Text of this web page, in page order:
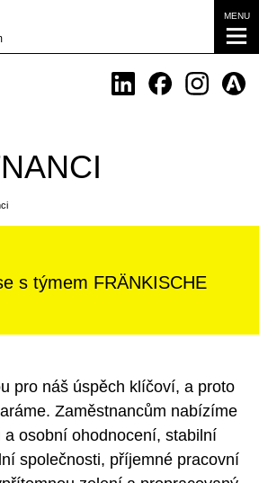
MENU
s týmem FRÄNKISCHE
pro náš úspěch klíčoví, a proto
Zaměstnancům nabízíme
osobní ohodnocení, stabilní
společnosti, příjemné pracovní